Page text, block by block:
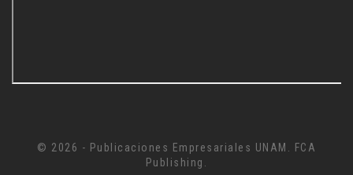
© 2026 - Publicaciones Empresariales UNAM. FCA
Publishing.